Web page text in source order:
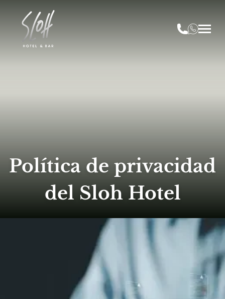
Política de privacidad
del Sloh Hotel
En Sloh Hotel, nos comprometemos a proteger la
privacidad y seguridad de la información personal de